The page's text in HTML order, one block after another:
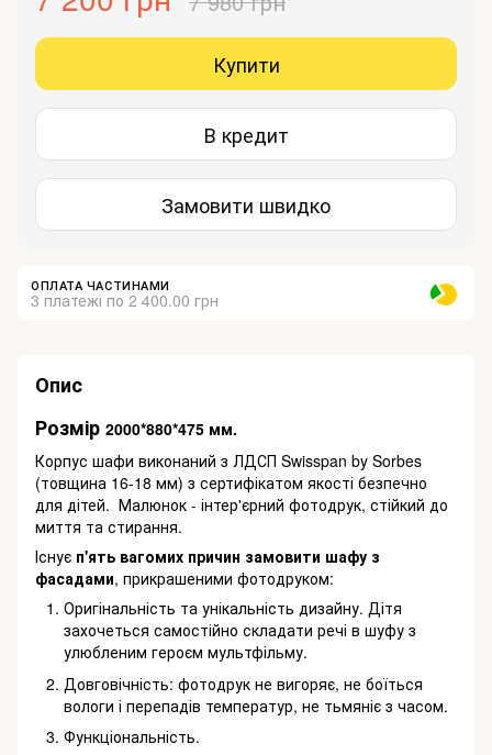
Купити
В кредит
Замовити швидко
ОПЛАТА ЧАСТИНАМИ
3 платежі по 2 400.00 грн
Опис
Розмір 2000*880*475 мм.
Корпус шафи виконаний з ЛДСП Swisspan by Sorbes
(товщина 16-18 мм) з сертифікатом якості безпечно
для дітей. Малюнок - інтер'єрний фотодрук, стійкий до
миття та стирання.
Існує п'ять вагомих причин замовити шафу з
фасадами, прикрашеними фотодруком:
Оригінальність та унікальність дизайну. Дітя
захочеться самостійно складати речі в шуфу з
улюбленим героєм мультфільму.
Довговічність: фотодрук не вигоряє, не боїться
вологи і перепадів температур, не тьмяніє з часом.
Функціональність.